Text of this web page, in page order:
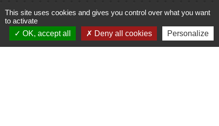
Liens
Cinéma
This site uses cookies and gives you control over what you want
to activate
OK, accept all
Deny all cookies Personalize